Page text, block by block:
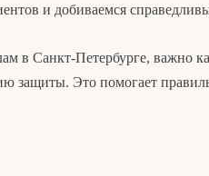
и добиваемся
в Санкт-Петербурге, важно
защиты. Это помогает